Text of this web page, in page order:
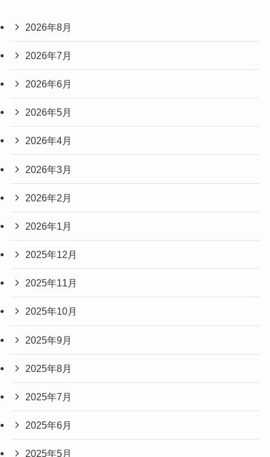
2026年8月
2026年7月
2026年6月
2026年5月
2026年4月
2026年3月
2026年2月
2026年1月
2025年12月
2025年11月
2025年10月
2025年9月
2025年8月
2025年7月
2025年6月
2025年5月